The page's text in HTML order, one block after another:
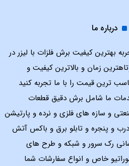
درباره ما
بهترین کیفیت برش فلزات با لیزر در
زمان و بالاترین کیفیت و
ترین قیمت را با ما تجربه کنید
ما شامل برش دقیق قطعات
و سازه های فلزی و نرده و پارتیشن
و پنجره و تابلو برق و باکس آتش
رک سرور و شبکه و طرح های
خاص و انواع سفارشات شما